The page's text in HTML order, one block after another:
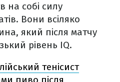
на собі силу
Вони всіляко
який після матчу
рівень IQ.
тенісист